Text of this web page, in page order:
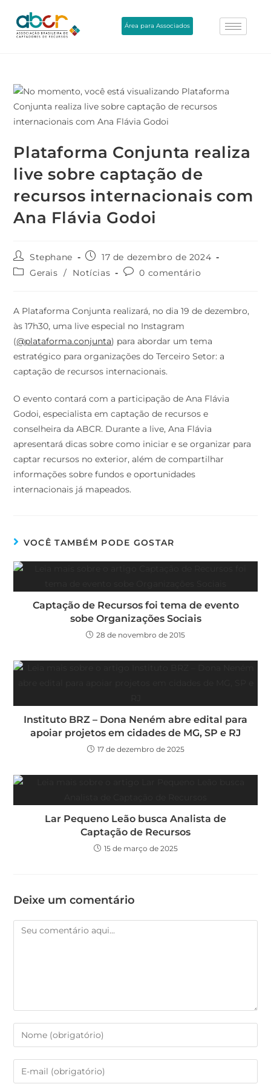
Área para Associados
Plataforma Conjunta realiza
live sobre captação de
recursos internacionais com
Ana Flávia Godoi
Stephane
17 de dezembro de 2024
Gerais / Notícias 0 comentário
A Plataforma Conjunta realizará, no dia 19 de dezembro,
às 17h30, uma live especial no Instagram
(@plataforma.conjunta) para abordar um tema
estratégico para organizações do Terceiro Setor: a
captação de recursos internacionais.
O evento contará com a participação de Ana Flávia
Godoi, especialista em captação de recursos e
conselheira da ABCR. Durante a live, Ana Flávia
apresentará dicas sobre como iniciar e se organizar para
captar recursos no exterior, além de compartilhar
informações sobre fundos e oportunidades
internacionais já mapeados.
VOCÊ TAMBÉM PODE GOSTAR
Captação de Recursos foi tema de evento
sobe Organizações Sociais
28 de novembro de 2015
Instituto BRZ – Dona Neném abre edital para
apoiar projetos em cidades de MG, SP e RJ
17 de dezembro de 2025
Lar Pequeno Leão busca Analista de
Captação de Recursos
15 de março de 2025
Deixe um comentário